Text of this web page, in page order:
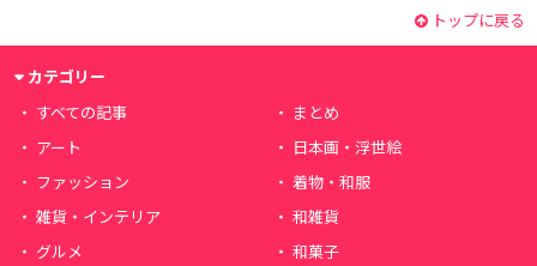
トップに戻る
カテゴリー
すべての記事
まとめ
アート
日本画・浮世絵
ファッション
着物・和服
雑貨・インテリア
和雑貨
グルメ
和菓子